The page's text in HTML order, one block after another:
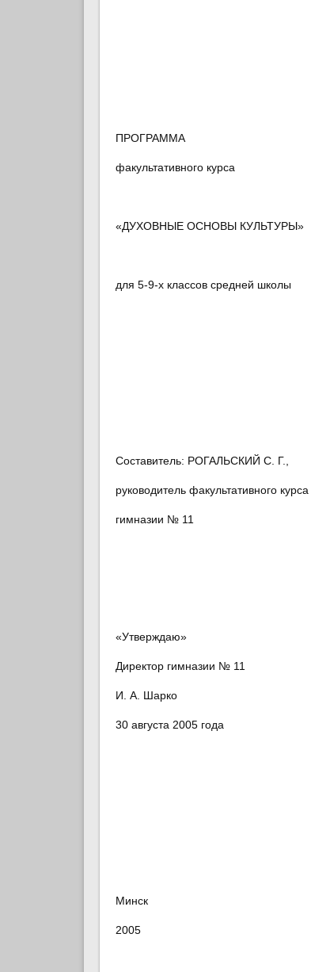
ПРОГРАММА
факультативного курса
«ДУХОВНЫЕ ОСНОВЫ КУЛЬТУРЫ»
для 5-9-х классов средней школы
Составитель: РОГАЛЬСКИЙ С. Г.,
руководитель факультативного курса
гимназии № 11
«Утверждаю»
Директор гимназии № 11
И. А. Шарко
30 августа 2005 года
Минск
2005